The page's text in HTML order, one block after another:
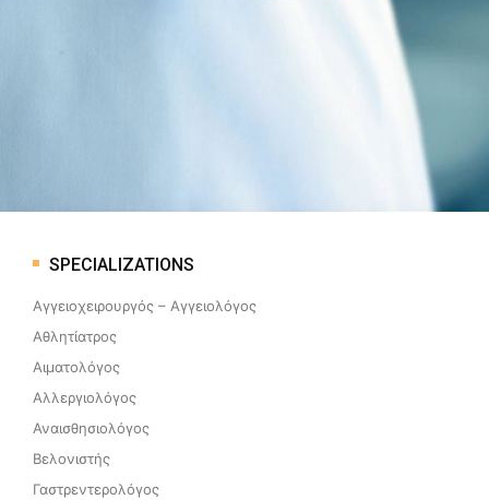
SPECIALIZATIONS
Αγγειοχειρουργός – Αγγειολόγος
Αθλητίατρος
Αιματολόγος
Αλλεργιολόγος
Αναισθησιολόγος
Βελονιστής
Γαστρεντερολόγος